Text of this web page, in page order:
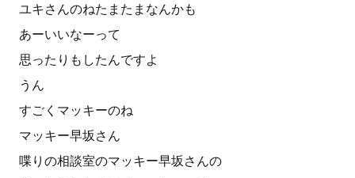
ユキさんのねたまたまなんかも
あーいいなーって
思ったりもしたんですよ
うん
すごくマッキーのね
マッキー早坂さん
喋りの相談室のマッキー早坂さんの